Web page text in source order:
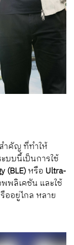
ำคัญ ที่ทำให้
บบนี้เป็นการใช้
(BLE)หรือ Ultra-
พลิเคชัน และใช้
ออยู่ไกล หลาย